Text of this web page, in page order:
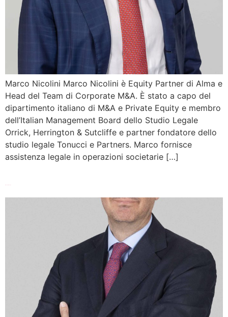
Marco Nicolini Marco Nicolini è Equity Partner di Alma e
Head del Team di Corporate M&A. È stato a capo del
dipartimento italiano di M&A e Private Equity e membro
dell’Italian Management Board dello Studio Legale
Orrick, Herrington & Sutcliffe e partner fondatore dello
studio legale Tonucci e Partners. Marco fornisce
assistenza legale in operazioni societarie […]